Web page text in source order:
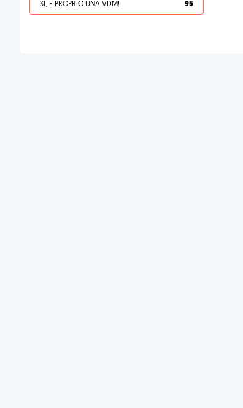
SÌ, È PROPRIO UNA VDM! 95